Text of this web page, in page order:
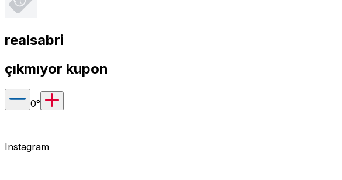
realsabri
çıkmıyor kupon
0°
Instagram